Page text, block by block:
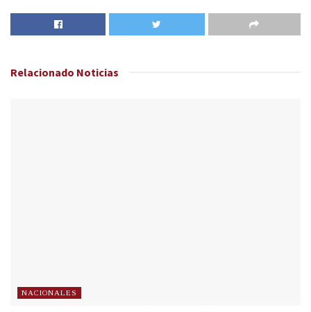
Relacionado Noticias
NACIONALES